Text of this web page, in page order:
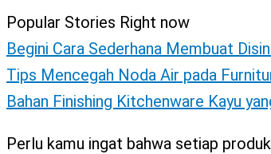
Popular Stories Right now
Begini Cara Sederhana Membuat
Tips Mencegah Noda Air pada
Bahan Finishing Kitchenware Kayu
Perlu kamu ingat bahwa setiap